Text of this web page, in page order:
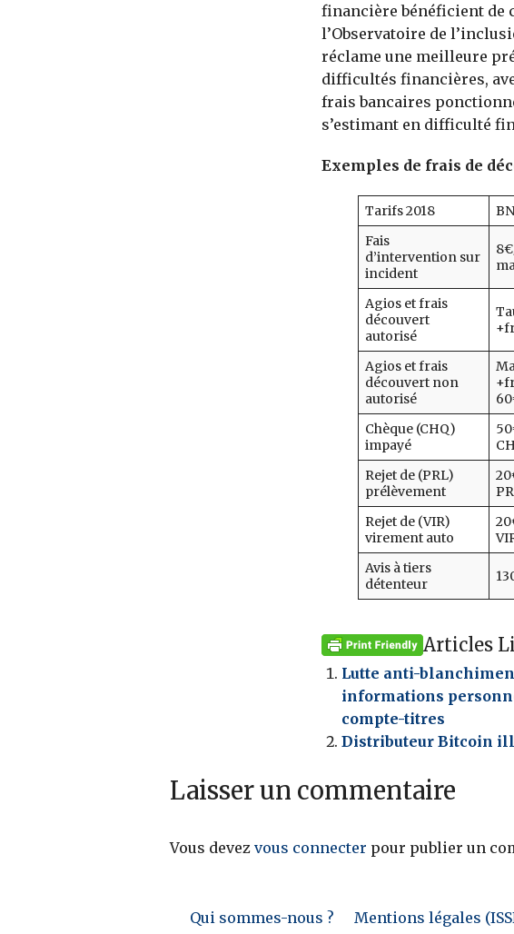
financière bénéficient de
l’Observatoire de
réclame une meilleure
difficultés financières,
frais bancaires
s’estimant en difficulté
Exemples de frais de
Tarifs 2018
Fais
d’intervention sur
incident
Agios et frais
découvert
autorisé
Agios et frais
découvert non
autorisé
Chèque (CHQ)
impayé
Rejet de (PRL)
prélèvement
Rejet de (VIR)
virement auto
Avis à tiers
détenteur
Articles
Lutte anti-
informations
compte-titres
Distributeur Bitcoin
Laisser un commentaire
Vous devez vous connecter pour publier un
Qui sommes-nous ? Mentions légales